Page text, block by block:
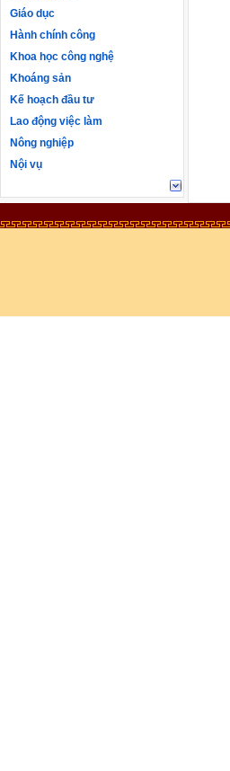
Giáo dục
Hành chính công
Khoa học công nghệ
Khoáng sản
Kế hoạch đầu tư
Lao động việc làm
Nông nghiệp
Nội vụ